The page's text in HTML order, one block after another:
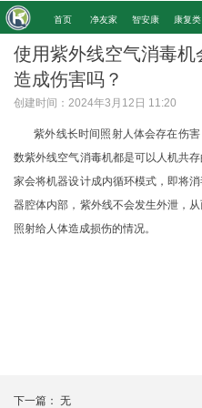
. 首页 净友家 智安康 康复类
使用紫外线空气消毒机
造成伤害吗？
创建时间： 2024年3月12日 11:20
紫外线长时间照射人体会存在伤害
数紫外线空气消毒机都是可以人机共
家会将机器设计成内循环模式，即将
器腔体内部，紫外线不会发生外泄，
照射给人体造成损伤的情况。
下一篇： 无